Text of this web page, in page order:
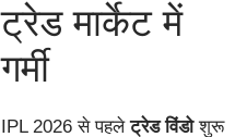
ट्रेड मार्केट में
गर्मी
IPL 2026 से पहलेट्रेड विंडोशुरू